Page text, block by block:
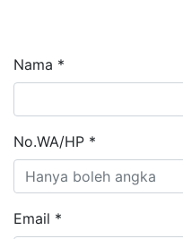
Nama *
No.WA/HP *
Email *